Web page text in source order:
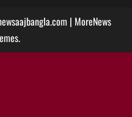
| MoreNews